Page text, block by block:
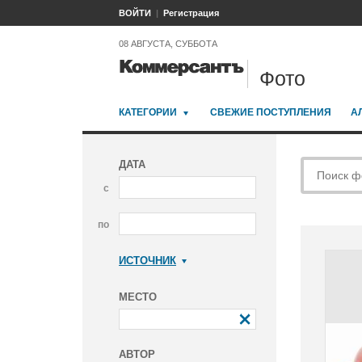
ВОЙТИ Регистрация
08 АВГУСТА, СУББОТА
Фото
КАТЕГОРИИ СВЕЖИЕ ПОСТУПЛЕНИЯ
ДАТА
с
по
ИСТОЧНИК
МЕСТО
АВТОР